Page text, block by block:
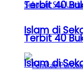
Terbit 40
Islam di
Terbit 40
Islam di